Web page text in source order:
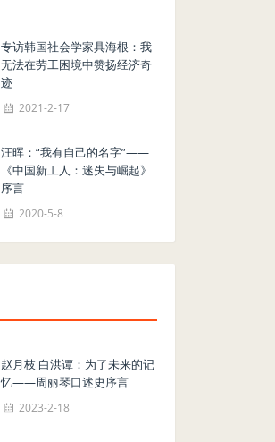
专访韩国社会学家具海根：我
无法在劳工困境中赞扬经济奇
迹
2021-2-17
汪晖：“我有自己的名字”——
《中国新工人：迷失与崛起》
序言
2020-5-8
赵月枝 白洪谭：为了未来的记
忆——周丽琴口述史序言
2023-2-18